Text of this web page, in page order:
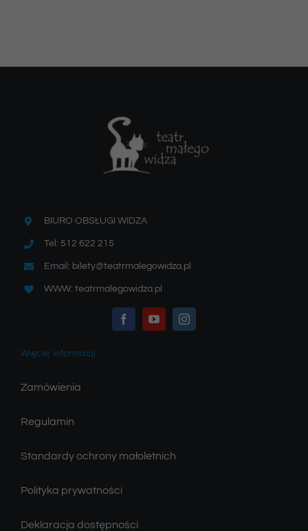
BIURO OBSŁUGI WIDZA
Tel: 512 622 215
Email: bilety@teatrmalegowidza.pl
WWW: teatrmalegowidza.pl
Więcej informacji
Zamówienia
Regulamin
Standardy ochrony małoletnich
Polityka prywatności
Deklaracja dostępności